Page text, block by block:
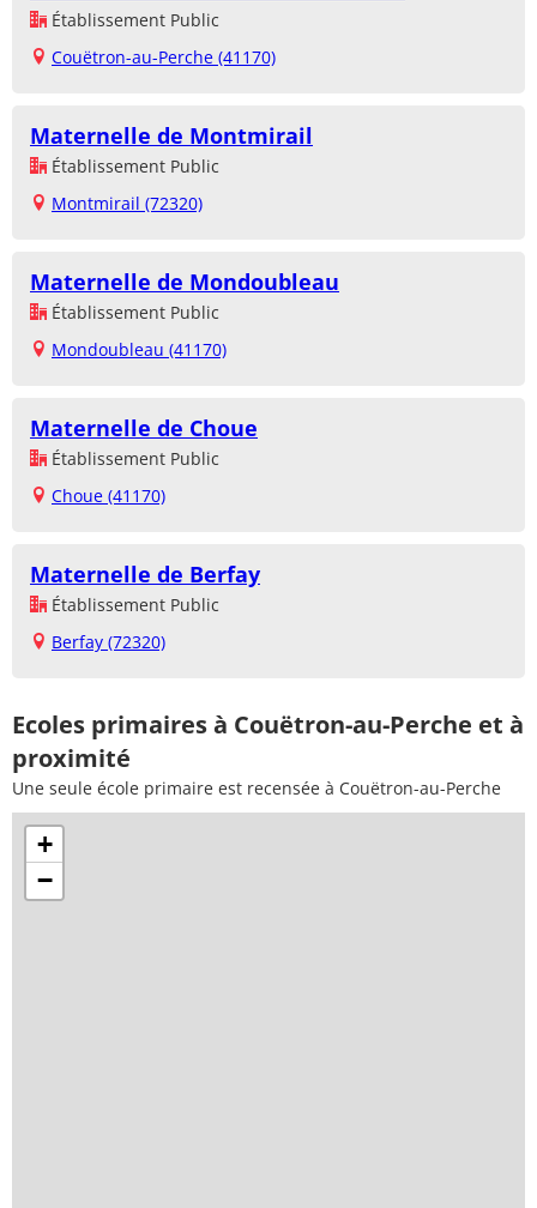
Établissement Public
Couëtron-au-Perche (41170)
Maternelle de Montmirail
Établissement Public
Montmirail (72320)
Maternelle de Mondoubleau
Établissement Public
Mondoubleau (41170)
Maternelle de Choue
Établissement Public
Choue (41170)
Maternelle de Berfay
Établissement Public
Berfay (72320)
Ecoles primaires à Couëtron-au-Perche et à
proximité
Une seule école primaire est recensée à Couëtron-au-Perche
+
−